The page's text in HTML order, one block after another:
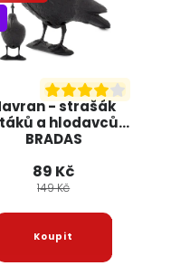
- strašák
a hlodavců
BRADAS
89 Kč
149 Kč